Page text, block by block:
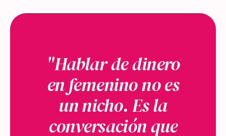
"Hablar de dinero
en femenino no es
un nicho. Es la
conversación que